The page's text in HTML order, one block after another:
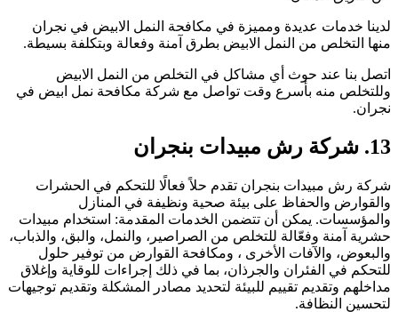
خدمات عديدة ومميزة في مكافحة النمل الابيض في نجران
التخلص من النمل الابيض بطرق آمنة وفعالة وبتكلفة بسيطة.
بنا عند حوث أي مشاكل في التخلص من النمل الابيض
منه بأسرع وقت تواصل مع شركة مكافحة نمل ابيض في
رش مبيدات بنجران
رش مبيدات بنجران تقدم حلاً فعالًا للتحكم في الحشرات
والحفاظ على بيئة صحية ونظيفة في المنازل
يمكن أن تتضمن الخدمات المقدمة: استخدام مبيدات
آمنة وفعّالة للتخلص من الصراصير، والنمل، والبق، والذباب،
والآفات الأخرى ، ومكافحة القوارض من توفير حلول
في الفئران والجرذان، بما في ذلك إجراءات للوقاية وإغلاق
وتقديم تقييم للبيئة لتحديد مصادر المشكلة وتقديم توجيهات
النظافة.